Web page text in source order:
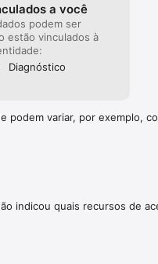
a você
podem ser
estão vinculados à
Diagnóstico
podem variar, por exemplo,
indicou quais recursos de